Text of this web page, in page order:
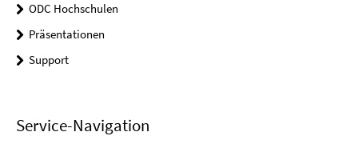
ODC Hochschulen
Präsentationen
Support
Service-Navigation